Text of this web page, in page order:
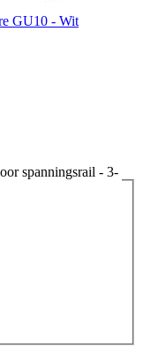
GU10 - Wit
spanningsrail - 3-